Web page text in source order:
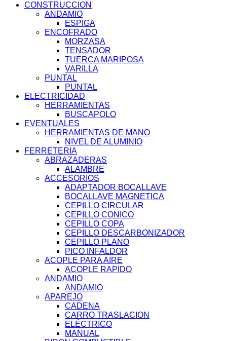
CONSTRUCCION
ANDAMIO
ESPIGA
ENCOFRADO
MORZASA
TENSADOR
TUERCA MARIPOSA
VARILLA
PUNTAL
PUNTAL
ELECTRICIDAD
HERRAMIENTAS
BUSCAPOLO
EVENTUALES
HERRAMIENTAS DE MANO
NIVEL DE ALUMINIO
FERRETERIA
ABRAZADERAS
ALAMBRE
ACCESORIOS
ADAPTADOR BOCALLAVE
BOCALLAVE MAGNETICA
CEPILLO CIRCULAR
CEPILLO CONICO
CEPILLO COPA
CEPILLO DESCARBONIZADOR
CEPILLO PLANO
PICO INFALDOR
ACOPLE PARA AIRE
ACOPLE RAPIDO
ANDAMIO
ANDAMIO
APAREJO
CADENA
CARRO TRASLACION
ELÉCTRICO
MANUAL